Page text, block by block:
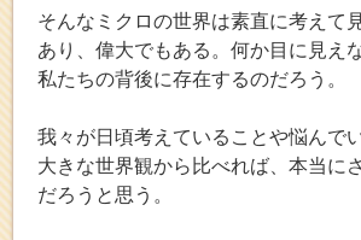
そんなミクロの世界は素直に考えて
あり、偉大でもある。何か目に見え
私たちの背後に存在するのだろう。
我々が日頃考えていることや悩んで
大きな世界観から比べれば、本当に
だろうと思う。